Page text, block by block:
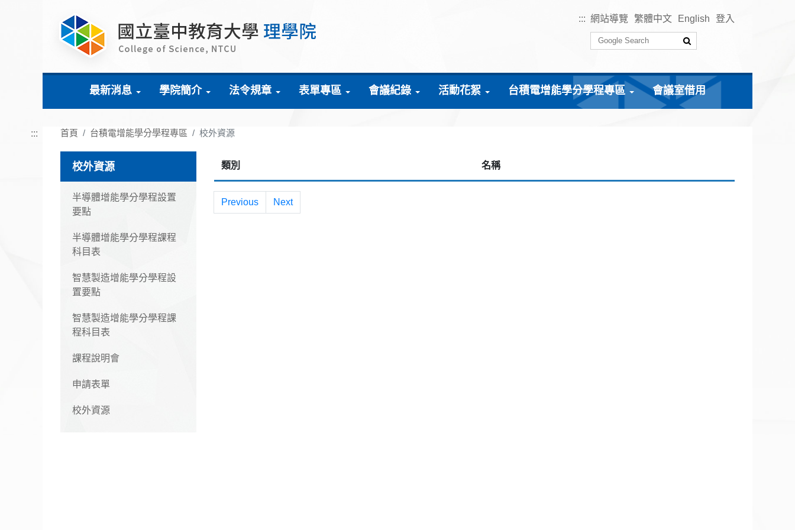
::: 網站導覽 繁體中文 English 登入
最新消息 學院簡介 法令規章 表單專區 會議紀錄 活動花絮 台積電增能學分學程專區 會議室借用
::: 首頁 台積電增能學分學程專區 校外資源
校外資源
半導體增能學分學程設置
要點
半導體增能學分學程課程
科目表
智慧製造增能學分學程設
置要點
智慧製造增能學分學程課
程科目表
課程說明會
申請表單
校外資源
類別 名稱
Previous Next